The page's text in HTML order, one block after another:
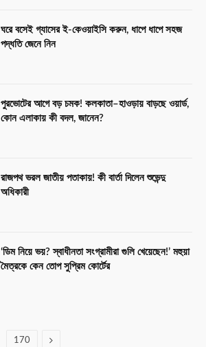
ঘরে বসেই গ্যাসের ই-কেওয়াইসি করুন, ধাপে ধাপে সহজ
পদ্ধতি জেনে নিন
পুরভোটের আগে বড় চমক! কলকাতা–হাওড়ায় বাড়ছে ওয়ার্ড,
কোন এলাকায় কী বদল, জানেন?
রাজপথ ভরল জাতীয় পতাকায়! কী বার্তা দিলেন শুভেন্দু
অধিকারী
‘ডিম নিয়ে ভয়? স্বাধীনতা সংগ্রামীরা গুলি খেয়েছেন!’ মহুয়া
মৈত্রকে কেন তোপ সুপ্রিম কোর্টের
170 Next